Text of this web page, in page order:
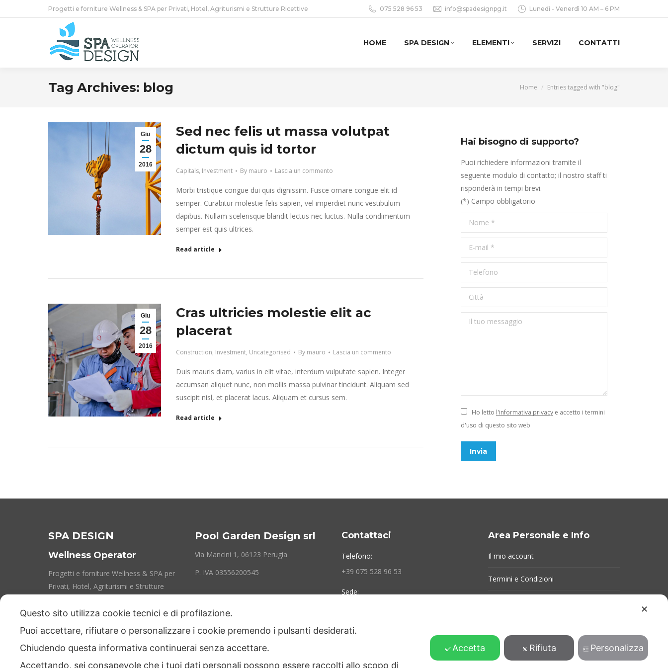
Progetti e forniture Wellness & SPA per Privati, Hotel, Agriturismi e Strutture Ricettive 075 528 96 53 info@spadesignpg.it Lunedì - Venerdì 10 AM – 6 PM
HOME SPA DESIGN ELEMENTI SERVIZI CONTATTI
Tag Archives: blog You are here:
Home Entries tagged with "blog"
Giu
28
2016
Sed nec felis ut massa volutpat
dictum quis id tortor
Capitals, Investment By mauro Lascia un commento
Morbi tristique congue dui quis dignissim. Fusce ornare congue elit id
semper. Curabitur molestie felis sapien, vel imperdiet nunc vestibulum
dapibus. Nullam scelerisque blandit lectus nec luctus. Nulla condimentum
semper est quis ultrices.
Read article
Giu
28
2016
Cras ultricies molestie elit ac
placerat
Construction, Investment, Uncategorised By mauro Lascia un commento
Duis mauris diam, varius in elit vitae, interdum vulputate sapien. Integer
accumsan aliquet nunc, non mollis massa pulvinar tincidunt. Aliquam sed
suscipit nisl, et placerat lacus. Aliquam et cursus sem.
Read article
Hai bisogno di supporto?
Puoi richiedere informazioni tramite il
seguente modulo di contatto; il nostro staff ti
risponderà in tempi brevi.
(*) Campo obbligatorio
Nome *
E-mail *
Telefono
Città
Il tuo messaggio
Ho letto l'informativa privacy e accetto i termini
d'uso di questo sito web
Invia
SPA DESIGN
Wellness Operator
Progetti e forniture Wellness & SPA per
Privati, Hotel, Agriturismi e Strutture
Pool Garden Design srl
Via Mancini 1, 06123 Perugia
P. IVA 03556200545
Contattaci
Telefono:
+39 075 528 96 53
Sede:
Siamo aperti:
Lunedì - Venerdì 10 AM – 6 PM
Area Personale e Info
Il mio account
Termini e Condizioni
Cookie Policy
✕
Questo sito utilizza cookie tecnici e di profilazione.
Puoi accettare, rifiutare o personalizzare i cookie premendo i pulsanti desiderati.
Chiudendo questa informativa continuerai senza accettare.
Accettando, sei consapevole che i tuoi dati personali possono essere raccolti allo scopo di
Accetta Rifiuta Personalizza